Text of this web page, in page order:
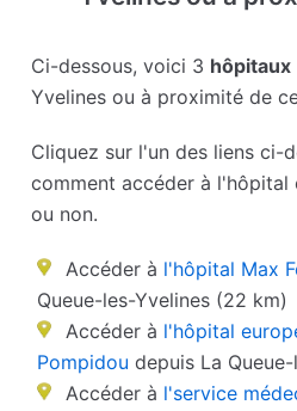
Ci-dessous, voici 3 hôpitaux
Yvelines ou à proximité de
Cliquez sur l'un des liens ci-
comment accéder à l'hôpital
ou non.
Accéder à l'hôpital Max
Queue-les-Yvelines (22 km)
Accéder à l'hôpital
Pompidou depuis La
Accéder à l'service